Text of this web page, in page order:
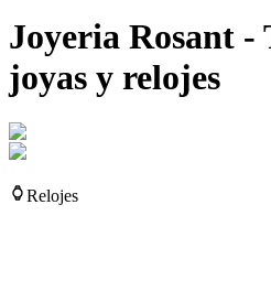
Joyeria Rosant -
joyas y relojes
Relojes